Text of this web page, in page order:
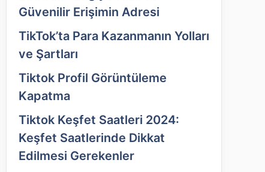
Güvenilir Erişimin Adresi
TikTok’ta Para Kazanmanın Yolları
ve Şartları
Tiktok Profil Görüntüleme
Kapatma
Tiktok Keşfet Saatleri 2024:
Keşfet Saatlerinde Dikkat
Edilmesi Gerekenler